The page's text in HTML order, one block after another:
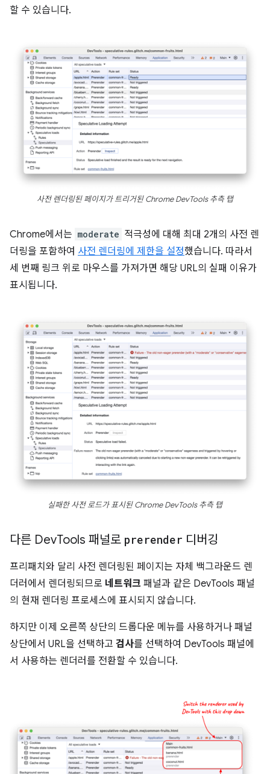
할 수 있습니다.
사전 렌더링된 페이지가 트리거된 Chrome DevTools 추측 탭
Chrome에서는 moderate 적극성에 대해 최대 2개의 사전 렌
더링을 포함하여 사전 렌더링에 제한을 설정했습니다. 따라서
세 번째 링크 위로 마우스를 가져가면 해당 URL의 실패 이유가
표시됩니다.
실패한 사전 로드가 표시된 Chrome DevTools 추측 탭
다른 DevTools 패널로 prerender 디버깅
프리패치와 달리 사전 렌더링된 페이지는 자체 백그라운드 렌
더러에서 렌더링되므로 네트워크 패널과 같은 DevTools 패널
의 현재 렌더링 프로세스에 표시되지 않습니다.
하지만 이제 오른쪽 상단의 드롭다운 메뉴를 사용하거나 패널
상단에서 URL을 선택하고 검사를 선택하여 DevTools 패널에
서 사용하는 렌더러를 전환할 수 있습니다.